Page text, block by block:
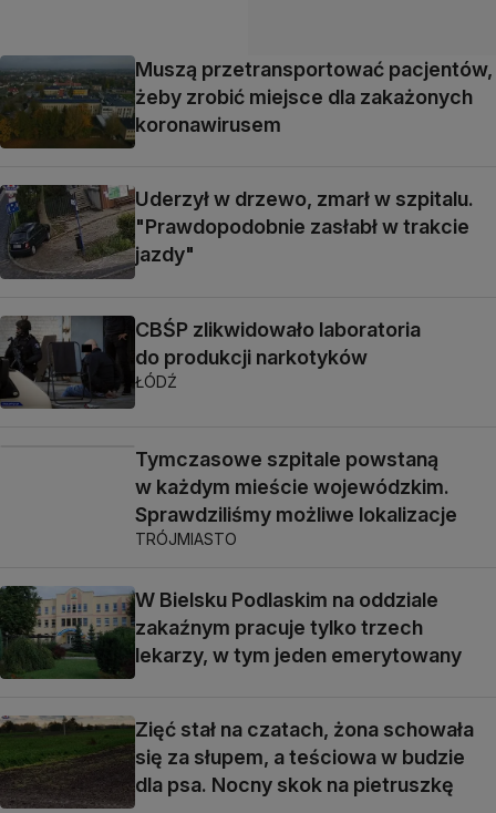
Muszą przetransportować pacjentów,
żeby zrobić miejsce dla zakażonych
koronawirusem
Uderzył w drzewo, zmarł w szpitalu.
"Prawdopodobnie zasłabł w trakcie
jazdy"
CBŚP zlikwidowało laboratoria
do produkcji narkotyków
ŁÓDŹ
Tymczasowe szpitale powstaną
w każdym mieście wojewódzkim.
Sprawdziliśmy możliwe lokalizacje
TRÓJMIASTO
W Bielsku Podlaskim na oddziale
zakaźnym pracuje tylko trzech
lekarzy, w tym jeden emerytowany
Zięć stał na czatach, żona schowała
się za słupem, a teściowa w budzie
dla psa. Nocny skok na pietruszkę